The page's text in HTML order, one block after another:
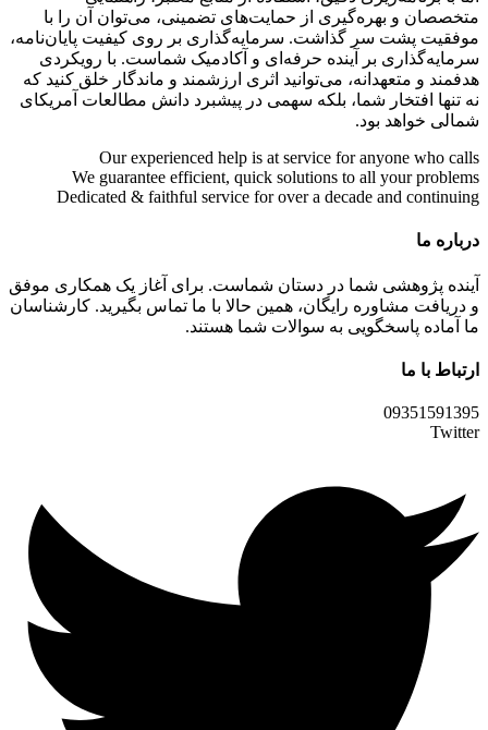
متخصصان و بهره‌گیری از حمایت‌های تضمینی، می‌توان آن را با
موفقیت پشت سر گذاشت. سرمایه‌گذاری بر روی کیفیت پایان‌نامه،
سرمایه‌گذاری بر آینده حرفه‌ای و آکادمیک شماست. با رویکردی
هدفمند و متعهدانه، می‌توانید اثری ارزشمند و ماندگار خلق کنید که
نه تنها افتخار شما، بلکه سهمی در پیشبرد دانش مطالعات آمریکای
شمالی خواهد بود.
Our experienced help is at service for anyone who calls
We guarantee efficient, quick solutions to all your problems
Dedicated & faithful service for over a decade and continuing
درباره ما
آینده پژوهشی شما در دستان شماست. برای آغاز یک همکاری موفق
و دریافت مشاوره رایگان، همین حالا با ما تماس بگیرید. کارشناسان
ما آماده پاسخگویی به سوالات شما هستند.
ارتباط با ما
09351591395
Twitter